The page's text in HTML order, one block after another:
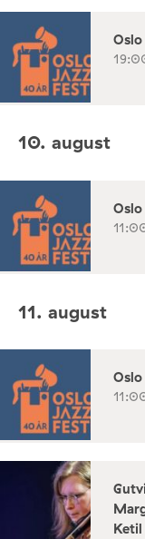
Oslo
10. august
Oslo
11. august
Oslo